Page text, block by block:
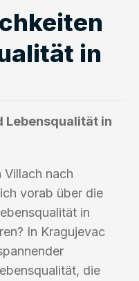
in
Lebensqualität in
Villach nach
vorab über die
in
In Kragujevac
die